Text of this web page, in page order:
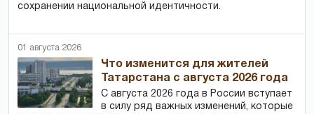
сохранении национальной идентичности.
01 августа 2026
Что изменится для жителей
Татарстана с августа 2026 года
С августа 2026 года в России вступает
в силу ряд важных изменений, которые